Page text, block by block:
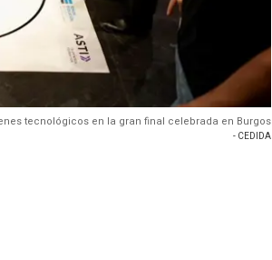
tecnológicos en la gran final celebrada en Burgos
- CEDIDA